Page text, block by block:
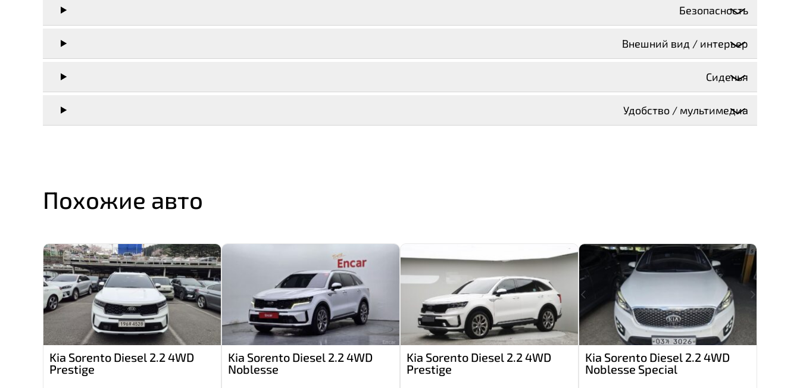
Безопасность
Внешний вид / интерьер
Сиденья
Удобство / мультимедиа
Похожие авто
Kia Sorento Diesel 2.2 4WD
Prestige
Kia Sorento Diesel 2.2 4WD
Noblesse
Kia Sorento Diesel 2.2 4WD
Prestige
Kia Sorento Diesel 2.2 4WD
Noblesse Special